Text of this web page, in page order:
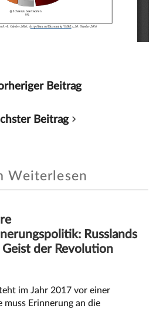
Beitrag
Beitrag
Weiterlesen
Russlands
Geist der Revolution
im Jahr 2017 vor einer
muss Erinnerung an die